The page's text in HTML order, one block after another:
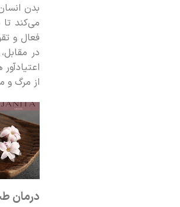
بدن
می‌کند
فعال و
در
از مرگ و میرها
درمان